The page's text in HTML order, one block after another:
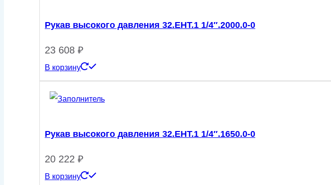
Рукав высокого давления 32.ЕНТ.1 1/4″.2000.0-0
23 608 ₽
В корзину
Рукав высокого давления 32.EHT.1 1/4″.1650.0-0
20 222 ₽
В корзину